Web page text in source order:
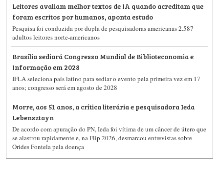
Leitores avaliam melhor textos de IA quando acreditam que
foram escritos por humanos, aponta estudo
Pesquisa foi conduzida por dupla de pesquisadoras americanas 2.587
adultos leitores norte-americanos
Brasília sediará Congresso Mundial de Biblioteconomia e
Informação em 2028
IFLA seleciona país latino para sediar o evento pela primeira vez em 17
anos; congresso será em agosto de 2028
Morre, aos 51 anos, a crítica literária e pesquisadora Ieda
Lebensztayn
De acordo com apuração do PN, Ieda foi vítima de um câncer de útero que
se alastrou rapidamente e, na Flip 2026, desmarcou entrevistas sobre
Orides Fontela pela doença